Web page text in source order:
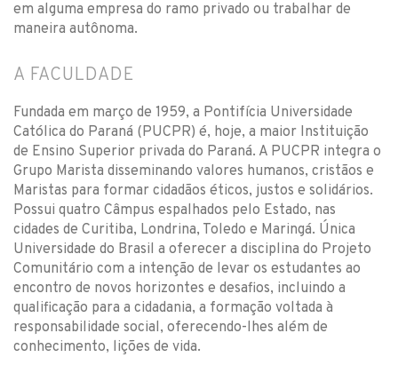
em alguma empresa do ramo privado ou trabalhar de
maneira autônoma.
A FACULDADE
Fundada em março de 1959, a Pontifícia Universidade
Católica do Paraná (PUCPR) é, hoje, a maior Instituição
de Ensino Superior privada do Paraná. A PUCPR integra o
Grupo Marista disseminando valores humanos, cristãos e
Maristas para formar cidadãos éticos, justos e solidários.
Possui quatro Câmpus espalhados pelo Estado, nas
cidades de Curitiba, Londrina, Toledo e Maringá. Única
Universidade do Brasil a oferecer a disciplina do Projeto
Comunitário com a intenção de levar os estudantes ao
encontro de novos horizontes e desafios, incluindo a
qualificação para a cidadania, a formação voltada à
responsabilidade social, oferecendo-lhes além de
conhecimento, lições de vida.